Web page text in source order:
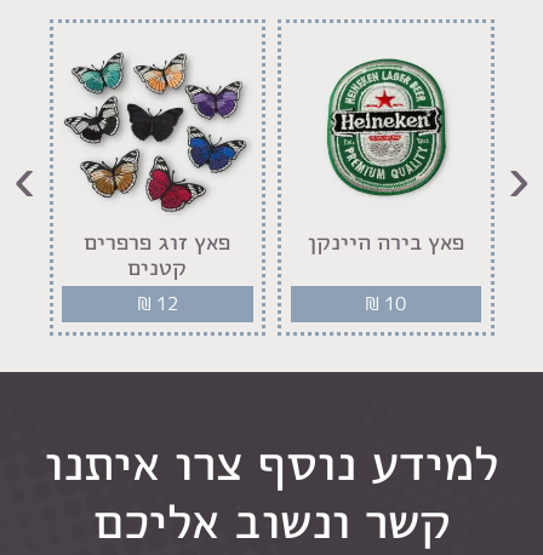
פאץ בירה היינקן
₪ 10
פאץ זוג פרפרים
קטנים
₪ 12
‹
›
למידע נוסף צרו איתנו
קשר ונשוב אליכם